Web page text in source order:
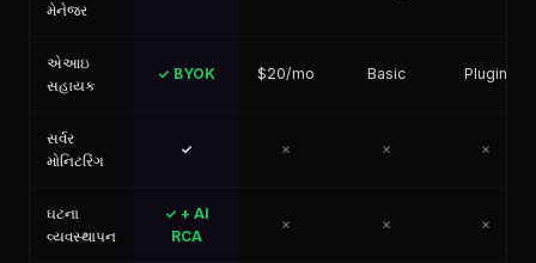
મેનેજર
એઆઇ
સહાયક
✓ BYOK $20/mo Basic Plugin
સર્વર
મોનિટરિંગ
✓ ✗ ✗ ✗
ઘટના
વ્યવસ્થાપન
✓ + AI
RCA
✗ ✗ ✗